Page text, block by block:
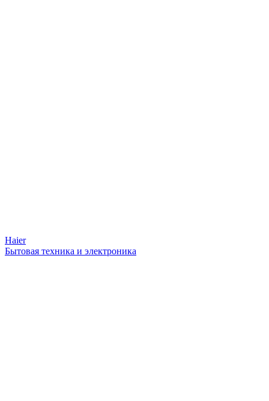
Haier
Бытовая техника и электроника